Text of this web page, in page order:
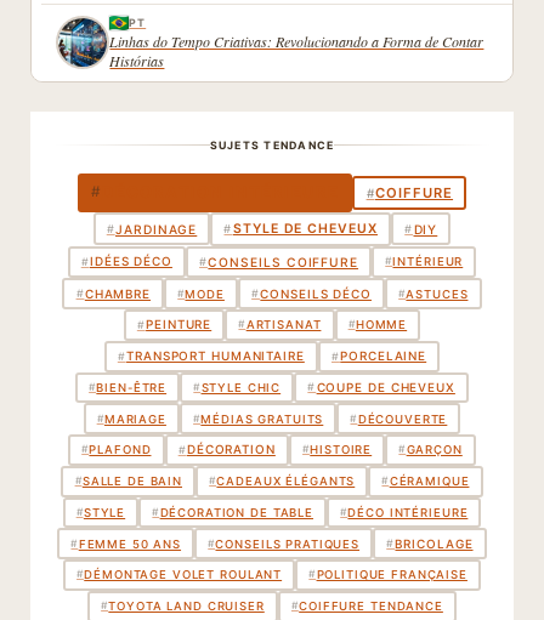
PT
Linhas do Tempo Criativas: Revolucionando a Forma de Contar
Histórias
SUJETS TENDANCE
# #COIFFURE
#JARDINAGE #STYLE DE CHEVEUX #DIY
#IDÉES DÉCO #CONSEILS COIFFURE # INTÉRIEUR
#CHAMBRE #MODE #CONSEILS DÉCO #ASTUCES
#PEINTURE # ARTISANAT # HOMME
#TRANSPORT HUMANITAIRE #PORCELAINE
#BIEN-ÊTRE # STYLE CHIC #COUPE DE CHEVEUX
#MARIAGE #MÉDIAS GRATUITS # DÉCOUVERTE
#PLAFOND #DÉCORATION # HISTOIRE # GARÇON
#SALLE DE BAIN #CADEAUX ÉLÉGANTS # CÉRAMIQUE
#STYLE # DÉCORATION DE TABLE #DÉCO INTÉRIEURE
# FEMME 50 ANS #CONSEILS PRATIQUES #BRICOLAGE
# DÉMONTAGE VOLET ROULANT # POLITIQUE FRANÇAISE
#TOYOTA LAND CRUISER #COIFFURE TENDANCE